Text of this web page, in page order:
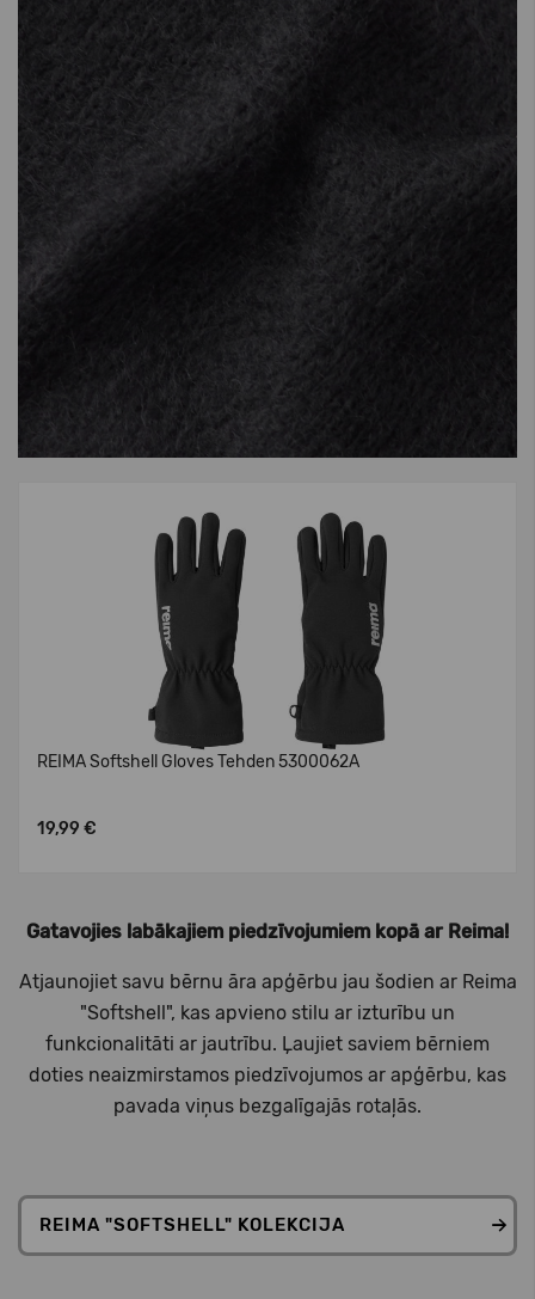
REIMA Softshell Gloves Tehden 5300062A
19,99 €
Gatavojies labākajiem piedzīvojumiem kopā ar Reima!
Atjaunojiet savu bērnu āra apģērbu jau šodien ar Reima
"Softshell", kas apvieno stilu ar izturību un
funkcionalitāti ar jautrību. Ļaujiet saviem bērniem
doties neaizmirstamos piedzīvojumos ar apģērbu, kas
pavada viņus bezgalīgajās rotaļās.
REIMA "SOFTSHELL" KOLEKCIJA